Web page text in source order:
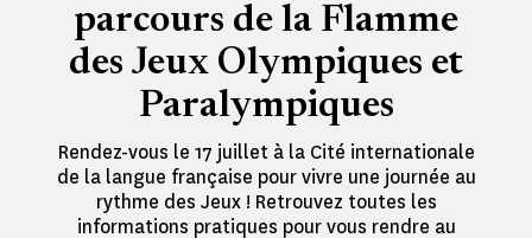
parcours de la Flamme
des Jeux Olympiques et
Paralympiques
Rendez-vous le 17 juillet à la Cité internationale
de la langue française pour vivre une journée au
rythme des Jeux ! Retrouvez toutes les
informations pratiques pour vous rendre au